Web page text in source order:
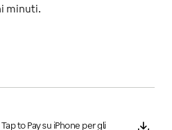
minuti.
to Pay su iPhone per gli